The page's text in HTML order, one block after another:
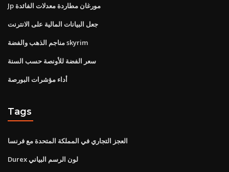
Jp مورغان مطاردة معدلات الفائدة
جعل البيانات المالية على الانترنت
مناجم الذهب والفضة skyrim
سعر الفضة للأونصة حسب السنة
أداء مؤشرات البورصة
Tags
العجز التجاري في المملكة المتحدة مع فرنسا
Durex لون الرسم البياني